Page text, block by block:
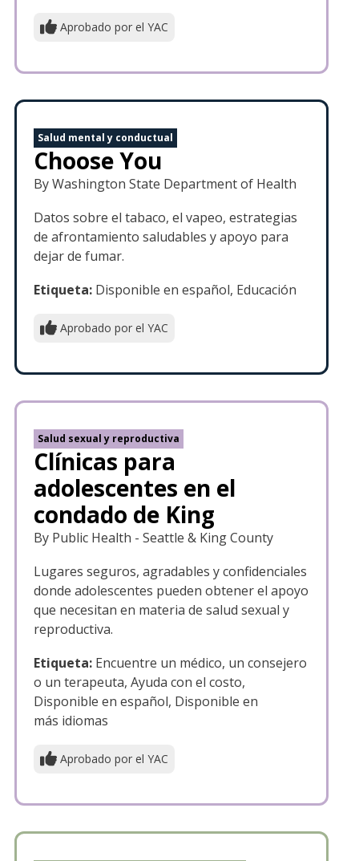
Aprobado por el YAC
Salud mental y conductual
Choose You
By Washington State Department of Health
Datos sobre el tabaco, el vapeo, estrategias
de afrontamiento saludables y apoyo para
dejar de fumar.
Etiqueta: Disponible en español, Educación
Aprobado por el YAC
Salud sexual y reproductiva
Clínicas para
adolescentes en el
condado de King
By Public Health - Seattle & King County
Lugares seguros, agradables y confidenciales
donde adolescentes pueden obtener el apoyo
que necesitan en materia de salud sexual y
reproductiva.
Etiqueta: Encuentre un médico, un consejero
o un terapeuta, Ayuda con el costo,
Disponible en español, Disponible en
más idiomas
Aprobado por el YAC